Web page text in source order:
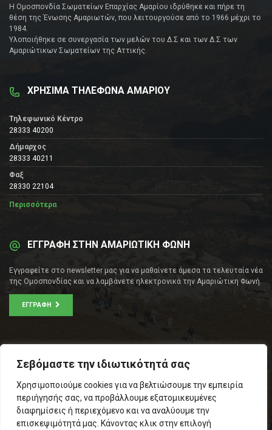
Σεβόμαστε την ιδιωτικότητά σας
Χρησιμοποιούμε cookies για να βελτιώσουμε την εμπειρία
περιήγησής σας, να προβάλλουμε εξατομικευμένες
διαφημίσεις ή περιεχόμενο και να αναλύουμε την
επισκεψιμότητά μας. Κάνοντας κλικ στην επιλογή
Η Ομοσπονδία Σωματείων Επαρχίας Αμαρίου ιδρύθηκε και πήρε τη
θέση της Ένωσης Αμαριωτών, που λειτουργούσε από το 1966 μέχρι το
1984.
Υλοποιήθηκε σε συνεργασία των μελών του Δ.Σ και των Δ.Σ των
Αμαριώτικων Σωματείων της Αττικής.
ΧΡΗΣΙΜΑ ΤΗΛΕΦΩΝΑ ΑΜΑΡΙΟΥ
Τηλεφωνικό Κέντρο
28333 40200
Δήμαρχος
28333 40211
Φαξ
28330 22104
Περισσότερα
ΕΓΓΡΑΦΗ ΣΤΗΝ ΑΜΑΡΙΩΤΙΚΗ ΦΩΝΗ
Εγγραφείτε στο newsletter μας για να μαθαίνετε άμεσα τα τελευταία νέα
της Ομοσπονδίας και να λαμβάνετε ηλεκτρονικά την Αμαριώτικη Φωνή.
ΕΓΓΡΑΦΉ
Τ.Κ.: 105 53
Τηλ. – Fax: 210 33 14 346
Τηλ. Προέδρου: 6971566783
Email:info@omospamari.gr